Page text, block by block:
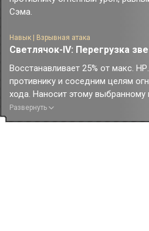
Сэма.
Навык | Взрывная атака
Светлячок-IV: Перегрузка
Восстанавливает 25% от макс.
противнику и соседним целям
хода. Наносит этому выбранному
урон, равный (0 × эффект
Сэма. Также наносит соседним
Развернуть